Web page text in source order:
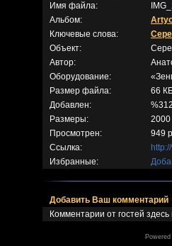
Имя файла:
Альбом:
Ключевые слова:
Объект:
Автор:
Оборудование:
Размер файла:
66
Добавлен:
Размеры:
2000
Просмотрен:
949
Ссылка:
Избранные:
Добавить Ваш комментарий
Комментарии от гостей